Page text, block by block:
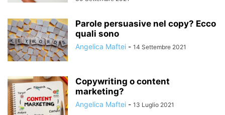
Parole persuasive nel copy? Ecco
quali sono
Angelica Maftei - 14 Settembre 2021
Copywriting o content
marketing?
Angelica Maftei - 13 Luglio 2021